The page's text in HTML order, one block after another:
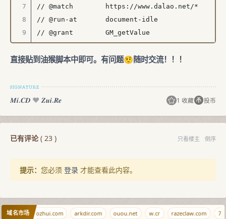
// @match        https://www.dalao.net/*
// @run-at       document-idle
// @grant        GM_getValue
// @grant        GM_setValue
// ==/UserScript==
(function () {
  'use strict';
  const DEBUG = false; // true: 控制台输出调
试信息
...args);
请求等
直接贴到油猴脚本中即可。有问题🤨随时交流！！！
𝑴𝒊.𝑪𝑫 ♥️ 𝒁𝒖𝒊.𝑹𝒆 1 收藏 投币
已有评论( 23 ) 只看楼主 倒序
提示： 您必须 登录 才能查看此内容。
域名市场diaozhui.com arkdir.com ouou.net w.cr razeclaw.com